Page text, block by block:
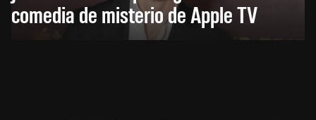
comedia de misterio de Apple TV